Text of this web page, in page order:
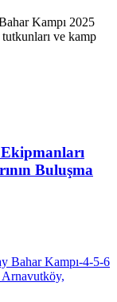
Kampı 2025
ve kamp
Buluşma